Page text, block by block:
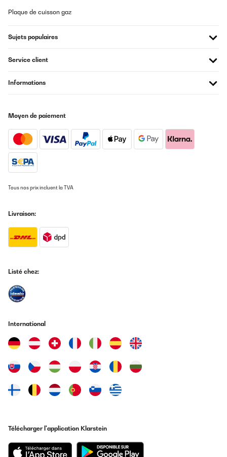
Plaque de cuisson gaz
Sujets populaires
Service client
Informations
Moyen de paiement
Tous nos prix incluent la TVA
Livraison:
Listé chez:
International
Télécharger l'application Klarstein